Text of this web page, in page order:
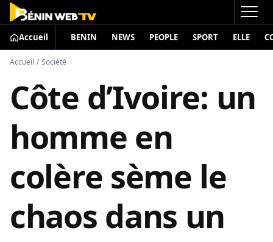
Accueil BENIN NEWS PEOPLE SPORT ELLE
Accueil / Société
Côte d’Ivoire: un
homme en
colère sème le
chaos dans un